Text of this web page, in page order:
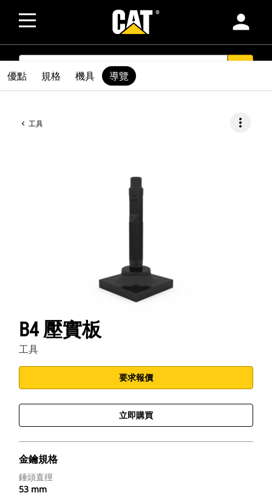
person
SEARCH
工具 more_vert
B4 壓實板
工具
要求報價
立即購買
金鑰規格
錘頭直徑
53 mm
優點 規格 機具 導覽